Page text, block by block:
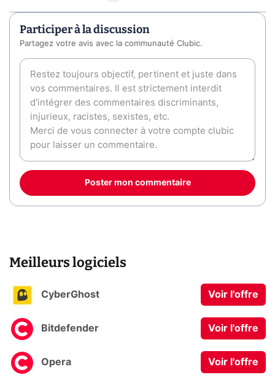
Participer à la discussion
Partagez votre avis avec la communauté Clubic.
Poster mon commentaire
Meilleurs logiciels
CyberGhost Voir l'offre
Bitdefender Voir l'offre
Opera Voir l'offre